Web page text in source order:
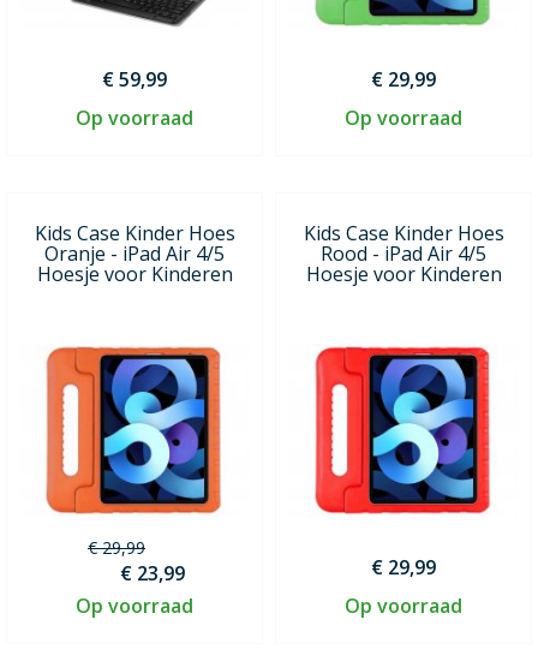
€ 59,99
Op voorraad
€ 29,99
Op voorraad
Kids Case Kinder Hoes
Oranje - iPad Air 4/5
Hoesje voor Kinderen
€ 29,99
€ 23,99
Op voorraad
Kids Case Kinder Hoes
Rood - iPad Air 4/5
Hoesje voor Kinderen
€ 29,99
Op voorraad